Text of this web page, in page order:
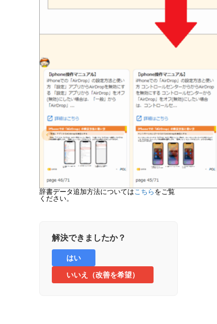
辞書データ追加方法についてはこちらをご覧
ください。
解決できましたか？
はい
いいえ（改善を希望）